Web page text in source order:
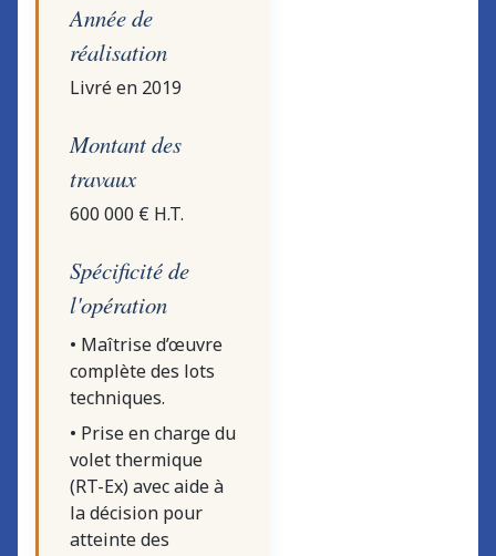
Année de
réalisation
Livré en 2019
Montant des
travaux
600 000 € H.T.
Spécificité de
l'opération
• Maîtrise d’œuvre
complète des lots
techniques.
• Prise en charge du
volet thermique
(RT-Ex) avec aide à
la décision pour
atteinte des